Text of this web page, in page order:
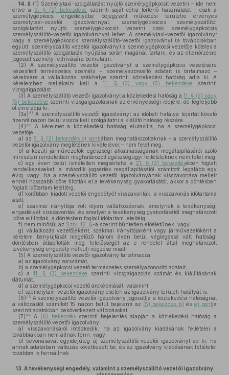
14. § (1) Személytaxi-szolgáltatást nyújtó személygépkocsit vezetni – ide nem
értve a 9. § (2) bekezdése szerinti saját célra történő használatot – csak a
személygépkocsi engedélyébe bejegyzett működési területre érvényes
személytaxi-vezetői igazolvánnyal, személygépkocsis személyszállítói
szolgáltatást nyújtó személygépkocsit vezetni csak személygépkocsis
személyszállító-vezetői igazolvánnyal lehet. A személytaxi-vezetői igazolványt
vagy a személygépkocsis személyszállító-vezetői igazolványt (a továbbiakban
együtt: személyszállító vezetői igazolvány) a személygépkocsi vezetője köteles a
személyszállító szolgáltatás nyújtása során magánál tartani, és az ellenőrzésre
jogosult személy felhívására bemutatni.
(2) A személyszállító vezetői igazolványt a személygépkocsi vezetésére
képesített természetes személy – személyazonosító adatait is tartalmazó –
kérelmére a vállalkozás székhelye szerinti közlekedési hatóság adja ki. A
kérelemhez mellékelni kell a 11. § (3) vagy (5) bekezdése szerinti
vizsgaigazolást.
(3) A személyszállító vezetői igazolványt a közlekedési hatóság a 11. § (3) vagy
(5) bekezdése szerinti vizsgaigazolásnak az érvényességi idejére, de legfeljebb
öt évre adja ki.
(3a)41 A személyszállító vezetői igazolványt az időbeli hatálya lejártát követő
tizenöt napon belül vissza kell szolgáltatni a kiállító hatóság részére.
(4)42
A kérelmet a közlekedési hatóság elutasítja, ha a személygépkocsi
vezetője
a) az 5. § (2) bekezdés b) pontjában meghatározottaknak – a személyszállító
vezetői igazolvány meglétének kivételével – nem felel meg,
b) a közúti járművezetők egészségi alkalmasságának megállapításáról szóló
miniszteri rendeletben meghatározott egészségügyi feltételeknek nem felel meg,
c) egy éven belül ismételten megsértette a 21. § (3) bekezdésében foglalt
rendelkezéseket, a második jogsértés megállapításától számított legalább egy
évig, vagy, ha a személyszállító vezetői igazolványának visszavonása mellett
ennél hosszabb időre tiltották el a tevékenység gyakorlásától, akkor a döntésben
foglalt időtartam leteltéig,
d) korábban kiadott vezetői engedélyét visszavonták, a visszavonás időtartama
alatt,
e) szakmai irányítója volt olyan vállalkozásnak, amelynek a tevékenységi
engedélyét visszavonták, és amelyet a tevékenység gyakorlásától meghatározott
időre eltiltottak, a döntésben foglalt időtartam leteltéig,
f) nem minősül az Sztv. 12. §-a szerint büntetlen előéletűnek, vagy
g) vállalkozás vezetőjeként, szakmai irányítójaként vagy járművezetőként a
kérelem benyújtását megelőző három éven belül véglegessé vált hatósági
döntésben állapították meg felelősségét az e rendelet által meghatározott
tevékenység engedély nélküli végzése miatt.
(5) A személyszállító vezetői igazolvány tartalmazza:
a) az igazolvány sorszámát,
b) a személygépkocsi vezető természetes személyazonosító adatait,
c) a 11. § (3) bekezdése szerinti vizsgaigazolás számát és kiállításának
dátumát,
d) a személygépkocsi vezető arcképmását, valamint
e) személytaxi-vezetői igazolvány esetén az igazolvány területi hatályát is.
(6)43 A személyszállító vezetői igazolvány jogosultja a közlekedési hatóságnál
a változástól számított 15 napon belül bejelenti az (5) bekezdés b) és e) pontja
szerinti adatokban bekövetkezett változásokat.
(7)44 A (6) bekezdésszerinti bejelentés alapján a közlekedési hatóság a
személyszállító vezetői igazolvány
a) visszavonásáról intézkedik, ha az igazolvány kiadásának feltételei a
továbbiakban nem állnak fenn, vagy
b) bevonásával egyidejűleg új személyszállító vezetői igazolványt ad ki, ha
annak adataiban változás következett be, és az igazolvány kiadásának feltételei
továbbra is fennállnak.
13. A tevékenységi engedély, valamint a személyszállító vezetői igazolvány